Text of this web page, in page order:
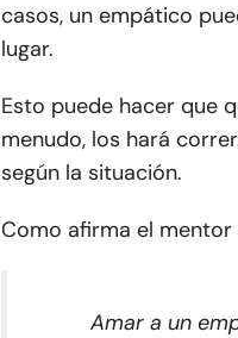
casos, un empático
lugar.
Esto puede hacer que
menudo, los hará
según la situación.
Como afirma el
Amar a un